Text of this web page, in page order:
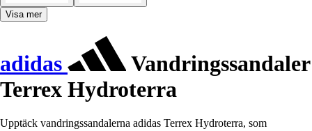
Visa mer
adidas
Vandringssandaler
Terrex Hydroterra
Upptäck vandringssandalerna adidas Terrex Hydroterra, som